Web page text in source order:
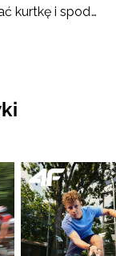
Jak wybrać kurtkę i spodnie narciarskie dla dziecka?